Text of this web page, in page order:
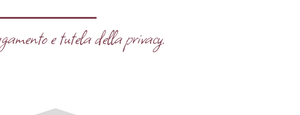
e tutela della privacy.